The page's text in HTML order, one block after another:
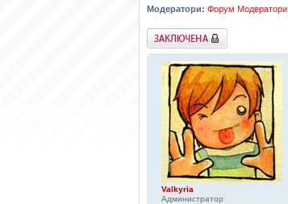
Модератори: Форум Модератори
Заключена
Valkyria
Администратор